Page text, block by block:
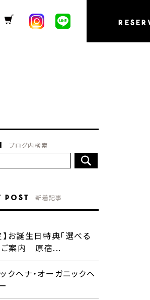
ブログ内検索
Post 新着記事
】お誕生日特典「選べる
ご案内 原宿...
クヘナ・オーガニックヘ
ー